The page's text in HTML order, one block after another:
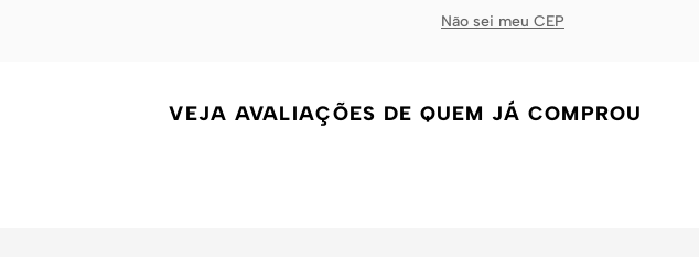
Não sei meu CEP
VEJA AVALIAÇÕES DE QUEM JÁ COMPROU